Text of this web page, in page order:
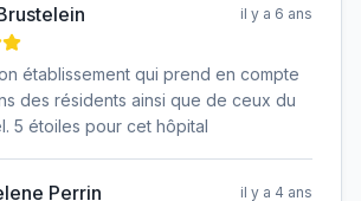
il y a 6 ans
établissement qui prend en compte
des résidents ainsi que de ceux du
5 étoiles pour cet hôpital
Perrin il y a 4 ans